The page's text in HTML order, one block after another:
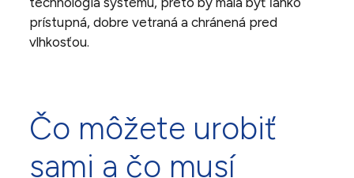
prístupná, dobre vetraná a chránená pred
vlhkosťou.
Čo môžete urobiť
sami a čo musí